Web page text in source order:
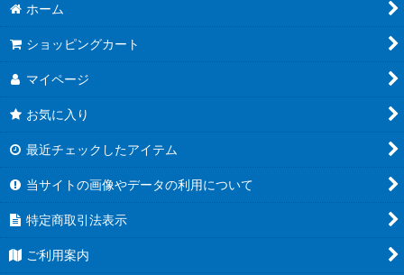
ホーム
ショッピングカート
マイページ
お気に入り
最近チェックしたアイテム
当サイトの画像やデータの利用について
特定商取引法表示
ご利用案内